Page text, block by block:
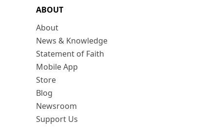
ABOUT
About
News & Knowledge
Statement of Faith
Mobile App
Store
Blog
Newsroom
Support Us